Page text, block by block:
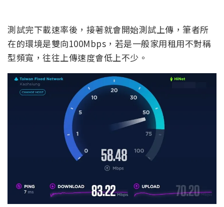
測試完下載速率後，接著就會開始測試上傳，筆者所
在的環境是雙向100Mbps，若是一般家用租用不對稱
型頻寬，往往上傳速度會低上不少。